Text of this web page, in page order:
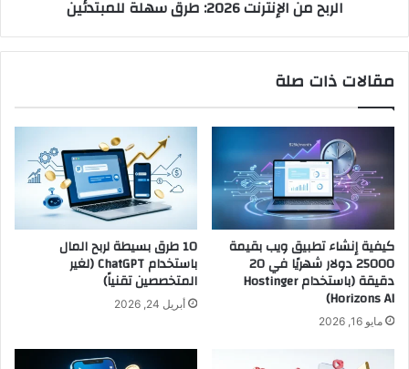
الربح من الإنترنت 2026: طرق سهلة للمبتدئين
مقالات ذات صلة
كيفية إنشاء تطبيق ويب بقيمة
25000 دولار شهريًا في 20
دقيقة (باستخدام Hostinger
Horizons AI)
مايو 16, 2026
10 طرق بسيطة لربح المال
باستخدام ChatGPT (لغير
المتخصصين تقنياً)
أبريل 24, 2026